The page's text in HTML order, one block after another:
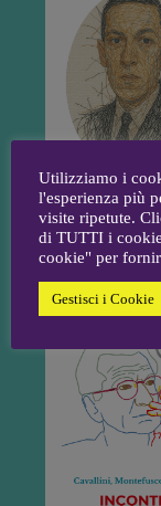
Utilizziamo i
l'esperienza più
visite ripetute.
di TUTTI i
cookie" per
Gestisci i Cookie